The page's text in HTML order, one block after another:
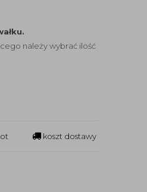
należy wybrać ilość
koszt dostawy